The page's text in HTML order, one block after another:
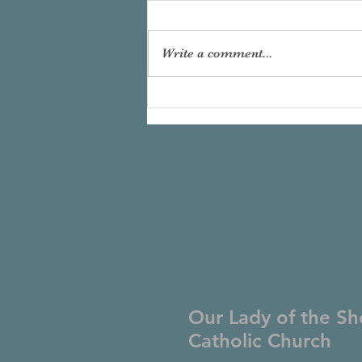
Write a comment...
Our Lady of the
Catholic Church